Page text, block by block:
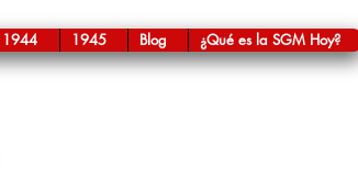
1944 1945 Blog ¿Qué es la SGM Hoy?